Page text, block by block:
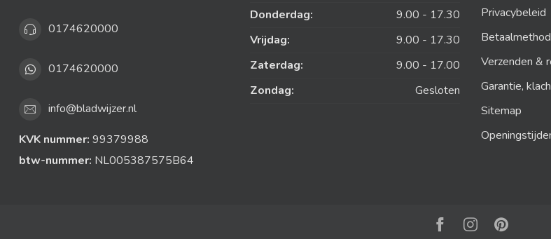
0174620000
0174620000
info@bladwijzer.nl
KVK nummer: 99379988
btw-nummer: NL005387575B64
Donderdag:
9.00 - 17.30
Vrijdag:
9.00 - 17.30
Zaterdag:
9.00 - 17.00
Zondag:
Gesloten
Privacybeleid
Verzenden &
Garantie,
Sitemap